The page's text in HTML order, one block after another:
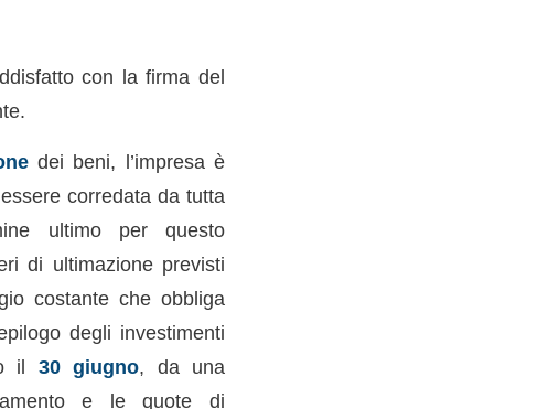
con la firma del
dei beni, l’impresa è
corredata da tutta
ultimo per questo
di ultimazione previsti
costante che obbliga
degli investimenti
il 30 giugno, da una
e le quote di